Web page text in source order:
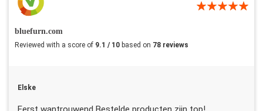
bluefurn.com
Reviewed with a score of 9.1 / 10 based on 78 reviews
Elske